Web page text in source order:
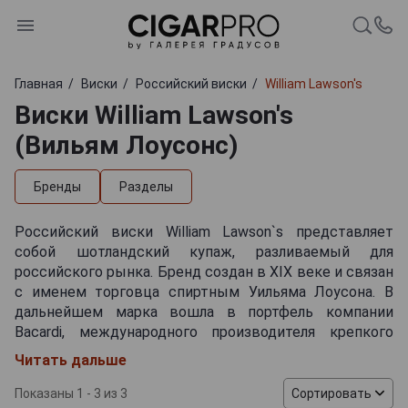
Главная Виски Российский виски William Lawson's
Виски William Lawson's
(Вильям Лоусонс)
Бренды Разделы
Российский виски William Lawson`s представляет
собой шотландский купаж, разливаемый для
российского рынка. Бренд создан в XIX веке и связан
с именем торговца спиртным Уильяма Лоусона. В
дальнейшем марка вошла в портфель компании
Bacardi, международного производителя крепкого
алкоголя. Основные дистилляты изготавливаются в
Шотландии. Ключевую роль играет солодовый
компонент из региона Хайленд, в частности с
Читать дальше
Показаны 1 - 3 из 3 Сортировать